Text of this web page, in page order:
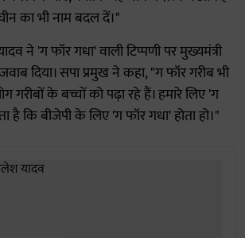
का भी नाम बदल दें।"
ने 'ग फॉर गधा' वाली टिप्पणी पर मुख्यमंत्री
दिया। सपा प्रमुख ने कहा, "ग फॉर गरीब भी
गरीबों के बच्चों को पढ़ा रहे हैं। हमारे लिए 'ग
है कि बीजेपी के लिए 'ग फॉर गधा' होता हो।"